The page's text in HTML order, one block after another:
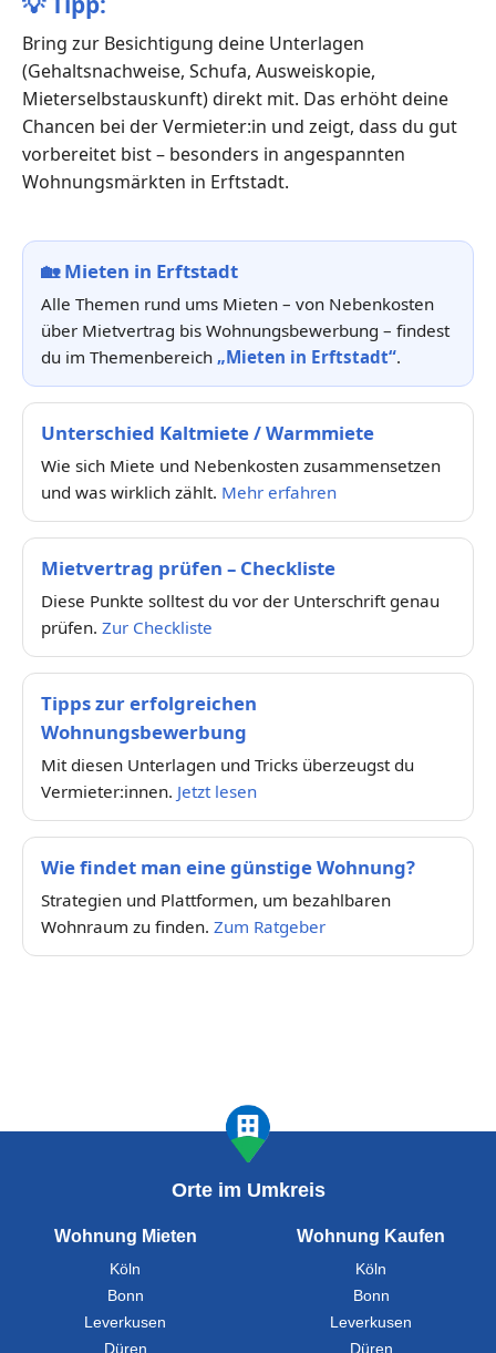
Bring zur Besichtigung deine Unterlagen
(Gehaltsnachweise, Schufa, Ausweiskopie,
Mieterselbstauskunft) direkt mit. Das erhöht deine
Chancen bei der Vermieter:in und zeigt, dass du gut
vorbereitet bist – besonders in angespannten
Wohnungsmärkten in Erftstadt.
🏡Mieten in Erftstadt
Alle Themen rund ums Mieten – von Nebenkosten
über Mietvertrag bis Wohnungsbewerbung – findest
du im Themenbereich „Mieten in Erftstadt“.
Unterschied Kaltmiete / Warmmiete
Wie sich Miete und Nebenkosten zusammensetzen
und was wirklich zählt. Mehr erfahren
Mietvertrag prüfen – Checkliste
Diese Punkte solltest du vor der Unterschrift genau
prüfen. Zur Checkliste
Tipps zur erfolgreichen
Wohnungsbewerbung
Mit diesen Unterlagen und Tricks überzeugst du
Vermieter:innen. Jetzt lesen
Wie findet man eine günstige Wohnung?
Strategien und Plattformen, um bezahlbaren
Wohnraum zu finden. Zum Ratgeber
Orte im Umkreis
Wohnung Mieten
Köln
Bonn
Leverkusen
Düren
Wohnung Kaufen
Köln
Bonn
Leverkusen
Düren